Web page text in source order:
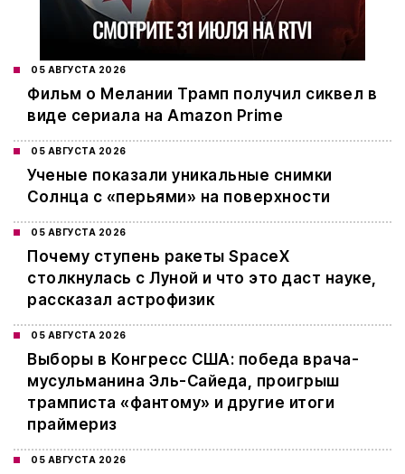
05 АВГУСТА 2026
Фильм о Мелании Трамп получил сиквел в
виде сериала на Amazon Prime
05 АВГУСТА 2026
Ученые показали уникальные снимки
Солнца с «перьями» на поверхности
05 АВГУСТА 2026
Почему ступень ракеты SpaceX
столкнулась с Луной и что это даст науке,
рассказал астрофизик
05 АВГУСТА 2026
Выборы в Конгресс США: победа врача-
мусульманина Эль-Сайеда, проигрыш
трамписта «фантому» и другие итоги
праймериз
05 АВГУСТА 2026